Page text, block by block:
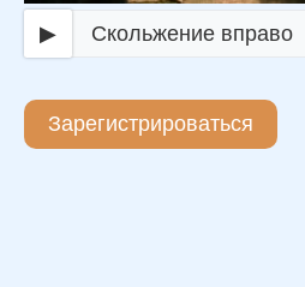
▶ Скольжение вправо
Зарегистрироваться